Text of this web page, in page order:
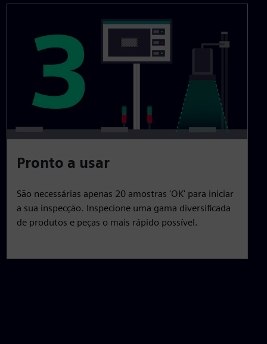
Pronto a usar
São necessárias apenas 20 amostras 'OK' para iniciar
a sua inspecção. Inspecione uma gama diversificada
de produtos e peças o mais rápido possível.